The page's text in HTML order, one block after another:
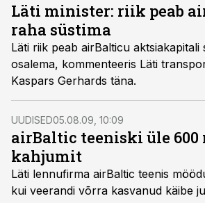
Läti minister: riik peab
raha süstima
Läti riik peab airBalticu aktsiakapitali
osalema, kommenteeris Läti
Kaspars Gerhards täna.
UUDISED05.08.09, 10:09
airBaltic teeniski üle
kahjumit
Läti lennufirma airBaltic teenis
kui veerandi võrra kasvanud käibe